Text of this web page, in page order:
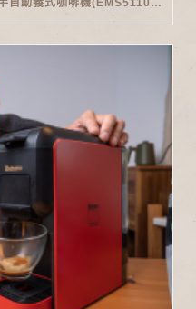
家用義式傳奇-PHILIPS SAECO半自動義式咖啡機(EMS5110)開箱